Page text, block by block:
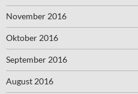
November 2016
Oktober 2016
September 2016
August 2016